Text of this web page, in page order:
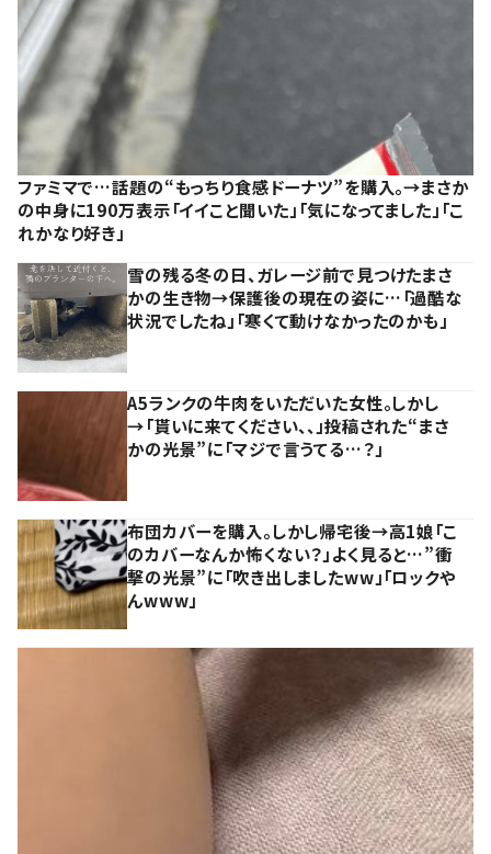
ファミマで…話題の“もっちり食感ドーナツ”を購入。→まさか
の中身に190万表示「イイこと聞いた」「気になってました」「こ
れかなり好き」
雪の残る冬の日、ガレージ前で見つけたまさ
かの生き物→保護後の現在の姿に…「過酷な
状況でしたね」「寒くて動けなかったのかも」
A5ランクの牛肉をいただいた女性。しかし
→「貰いに来てください、、」投稿された“まさ
かの光景”に「マジで言うてる…？」
布団カバーを購入。しかし帰宅後→高1娘「こ
のカバーなんか怖くない？」よく見ると…”衝
撃の光景”に「吹き出しましたww」「ロックや
んwww」